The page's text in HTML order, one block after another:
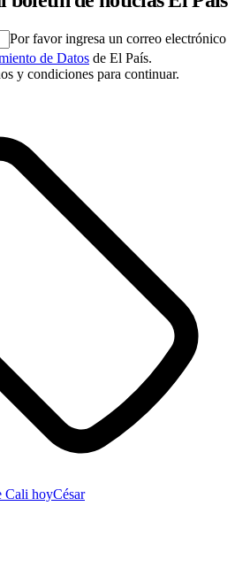
Por favor ingresa un correo electrónico
de Datos de El País.
y condiciones para continuar.
Cali hoyCésar